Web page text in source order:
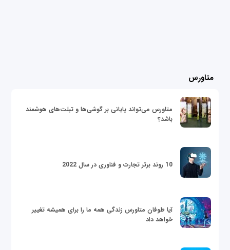
متاورس
متاورس می‌تواند پایانی بر گوشی‌ها و تبلت‌های هوشمند
باشد؟
10 روند برتر تجارت و فناوری در سال 2022
آیا طوفان متاورس زندگی همه ما را برای همیشه تغییر
خواهد داد